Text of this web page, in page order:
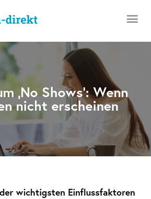
‚No Shows‘: Wenn
nicht erscheinen
wichtigsten Einflussfaktoren